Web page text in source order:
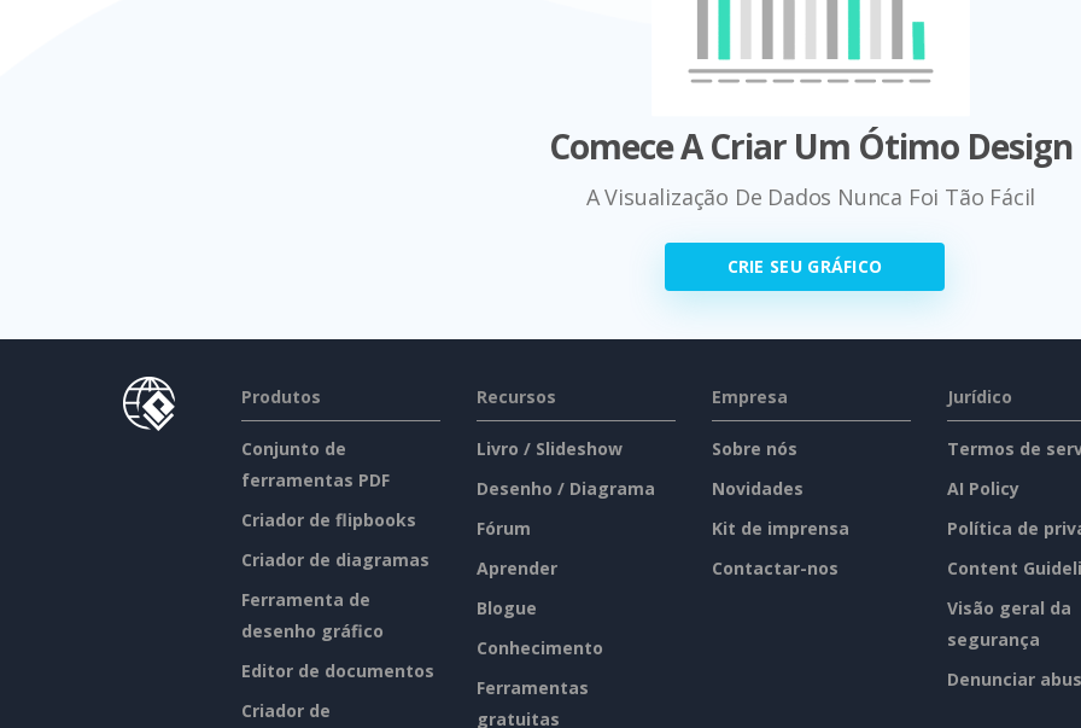
Comece A Criar Um Ótimo Design
A Visualização De Dados Nunca Foi Tão Fácil
CRIE SEU GRÁFICO
Produtos
Conjunto de
ferramentas PDF
Criador de flipbooks
Criador de diagramas
Ferramenta de
desenho gráfico
Editor de documentos
Criador de
Recursos
Livro / Slideshow
Desenho / Diagrama
Fórum
Aprender
Blogue
Conhecimento
Ferramentas
gratuitas
Empresa
Sobre nós
Novidades
Kit de imprensa
Contactar-nos
Jurídico
Termos de
AI Policy
Política de
Content
Visão geral da
segurança
Denunciar